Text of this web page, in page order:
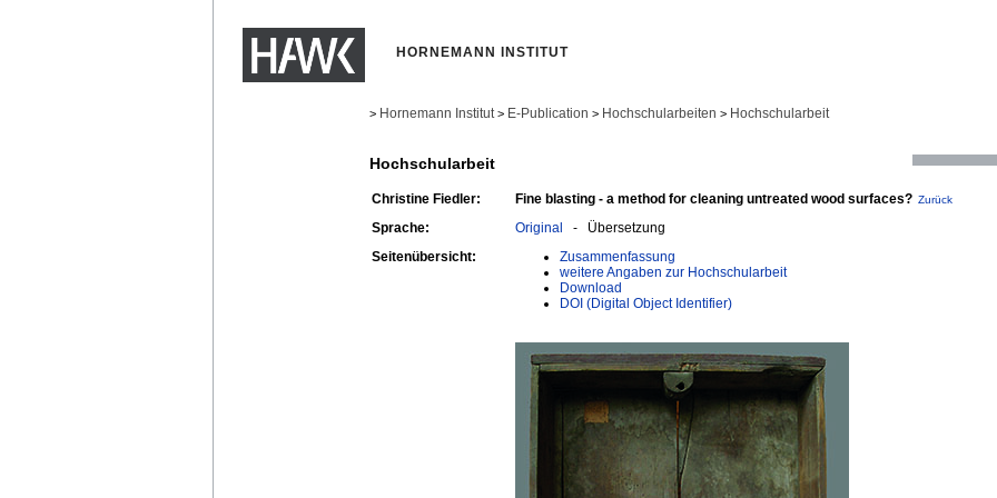
HORNEMANN INSTITUT
> Hornemann Institut > E-Publication > Hochschularbeiten > Hochschularbeit
Hochschularbeit
Christine Fiedler: Fine blasting - a method for cleaning untreated wood surfaces? Zurück
Sprache: Original - Übersetzung
Seitenübersicht:
Zusammenfassung
weitere Angaben zur Hochschularbeit
Download
DOI (Digital Object Identifier)